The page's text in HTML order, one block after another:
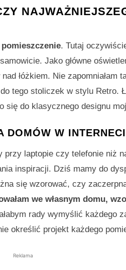
. Tutaj
Jako główne
łóżkiem. Nie zapomniałam
tego stoliczek w stylu Retro.
się do klasycznego designu
DOMÓW W
laptopie czy telefonie niż
inspiracji. Dziś mamy do
się wzorować, czy
we własnym domu,
rady wymyślić każdego
określić projekt każdego
Reklama